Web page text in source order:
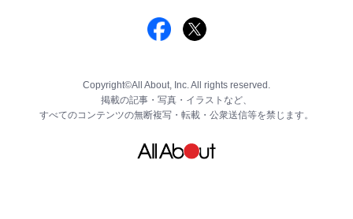
Copyright©All About, Inc. All rights reserved.
掲載の記事・写真・イラストなど、
すべてのコンテンツの無断複写・転載・公衆送信等を禁じます。